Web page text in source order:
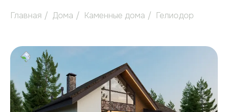
Главная / Дома / Каменные дома / Гелиодор